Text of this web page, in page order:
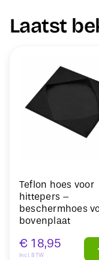
Laatst
Teflon hoes voor
hittepers –
beschermhoes
bovenplaat
€ 18,95
Incl. BTW